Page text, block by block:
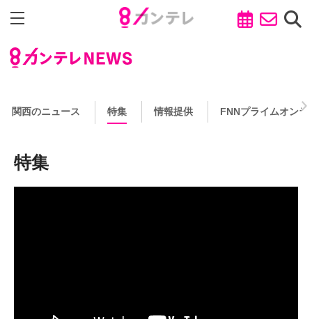
関西のニュース 特集 情報提供 FNNプライムオンラ
特集